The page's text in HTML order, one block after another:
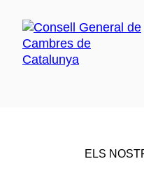
ELS